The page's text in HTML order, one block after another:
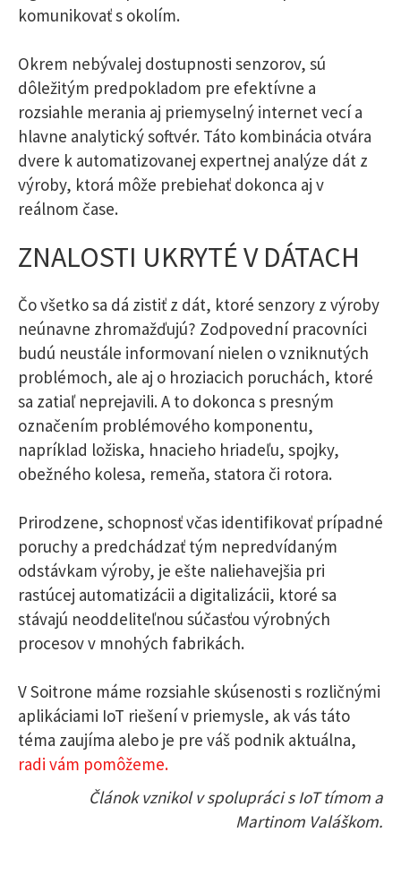
komunikovať s okolím.
Okrem nebývalej dostupnosti senzorov, sú
dôležitým predpokladom pre efektívne a
rozsiahle merania aj priemyselný internet vecí a
hlavne analytický softvér. Táto kombinácia otvára
dvere k automatizovanej expertnej analýze dát z
výroby, ktorá môže prebiehať dokonca aj v
reálnom čase.
ZNALOSTI UKRYTÉ V DÁTACH
Čo všetko sa dá zistiť z dát, ktoré senzory z výroby
neúnavne zhromažďujú? Zodpovední pracovníci
budú neustále informovaní nielen o vzniknutých
problémoch, ale aj o hroziacich poruchách, ktoré
sa zatiaľ neprejavili. A to dokonca s presným
označením problémového komponentu,
napríklad ložiska, hnacieho hriadeľu, spojky,
obežného kolesa, remeňa, statora či rotora.
Prirodzene, schopnosť včas identifikovať prípadné
poruchy a predchádzať tým nepredvídaným
odstávkam výroby, je ešte naliehavejšia pri
rastúcej automatizácii a digitalizácii, ktoré sa
stávajú neoddeliteľnou súčasťou výrobných
procesov v mnohých fabrikách.
V Soitrone máme rozsiahle skúsenosti s rozličnými
aplikáciami IoT riešení v priemysle, ak vás táto
téma zaujíma alebo je pre váš podnik aktuálna,
radi vám pomôžeme.
Článok vznikol v spolupráci s IoT tímom a
Martinom Valáškom.